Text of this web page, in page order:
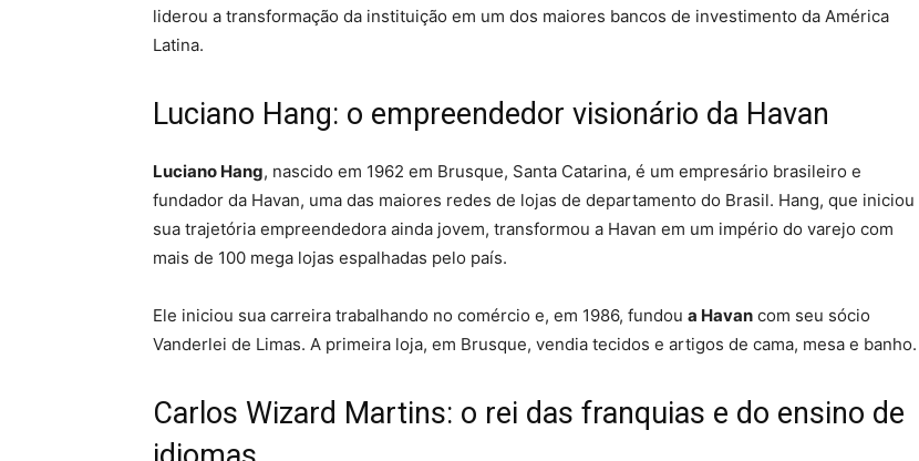
liderou a transformação da instituição em um dos maiores bancos de investimento da América
Latina.
Luciano Hang: o empreendedor visionário da Havan
Luciano Hang, nascido em 1962 em Brusque, Santa Catarina, é um empresário brasileiro e
fundador da Havan, uma das maiores redes de lojas de departamento do Brasil. Hang, que iniciou
sua trajetória empreendedora ainda jovem, transformou a Havan em um império do varejo com
mais de 100 mega lojas espalhadas pelo país.
Ele iniciou sua carreira trabalhando no comércio e, em 1986, fundou a Havan com seu sócio
Vanderlei de Limas. A primeira loja, em Brusque, vendia tecidos e artigos de cama, mesa e banho.
Carlos Wizard Martins: o rei das franquias e do ensino de